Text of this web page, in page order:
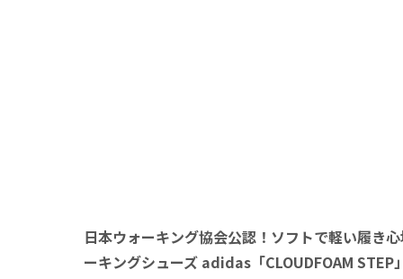
日本ウォーキング協会公認！ソフトで軽い履き
ーキングシューズ adidas「CLOUDFOAM STEP